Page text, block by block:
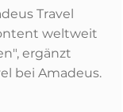
Travel
weltweit
ergänzt
bei Amadeus.